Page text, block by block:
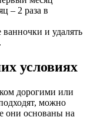
– 2 раза в
и удалять
условиях
дорогими или
можно
они основаны на